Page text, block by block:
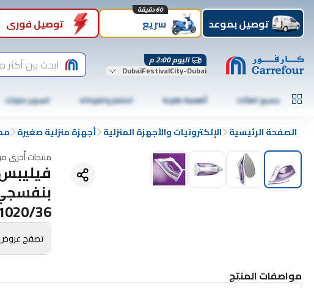
توصيل بموعد سريع
60 دقيقة
توصيل فوري
اليوم 2:00 م
DubaiFestivalCity-Dubai ابحث بين أكثر
جميع الفئات أطعمة طازجة الخضار والفواكه السوبر ماركت
الصفحة الرئيسية الإلكترونيات والأجهزة المنزلية أجهزة منزلية صغيرة
منتجات أُخرى
36
تصفح عروض من 2
مواصفات المنتج